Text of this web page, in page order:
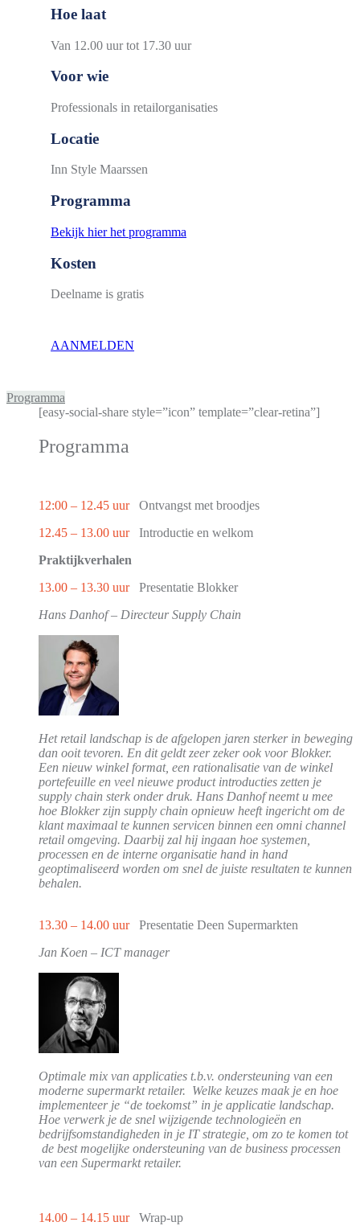
Hoe laat
Van 12.00 uur tot 17.30 uur
Voor wie
Professionals in retailorganisaties
Locatie
Inn Style Maarssen
Programma
Bekijk hier het programma
Kosten
Deelname is gratis
AANMELDEN
Programma
[easy-social-share style=”icon” template=”clear-retina”]
Programma
12:00 – 12.45 uurOntvangst met broodjes
12.45 – 13.00 uurIntroductie en welkom
Praktijkverhalen
13.00 – 13.30 uurPresentatie Blokker
Hans Danhof – Directeur Supply Chain
Het retail landschap is de afgelopen jaren sterker in beweging
dan ooit tevoren. En dit geldt zeer zeker ook voor Blokker.
Een nieuw winkel format, een rationalisatie van de winkel
portefeuille en veel nieuwe product introducties zetten je
supply chain sterk onder druk. Hans Danhof neemt u mee
hoe Blokker zijn supply chain opnieuw heeft ingericht om de
klant maximaal te kunnen servicen binnen een omni channel
retail omgeving. Daarbij zal hij ingaan hoe systemen,
processen en de interne organisatie hand in hand
geoptimaliseerd worden om snel de juiste resultaten te kunnen
behalen.
13.30 – 14.00 uurPresentatie Deen Supermarkten
Jan Koen – ICT manager
Optimale mix van applicaties t.b.v. ondersteuning van een
moderne supermarkt retailer. Welke keuzes maak je en hoe
implementeer je “de toekomst” in je applicatie landschap.
Hoe verwerk je de snel wijzigende technologieën en
bedrijfsomstandigheden in je IT strategie, om zo te komen tot
de best mogelijke ondersteuning van de business processen
van een Supermarkt retailer.
14.00 – 14.15 uurWrap-up